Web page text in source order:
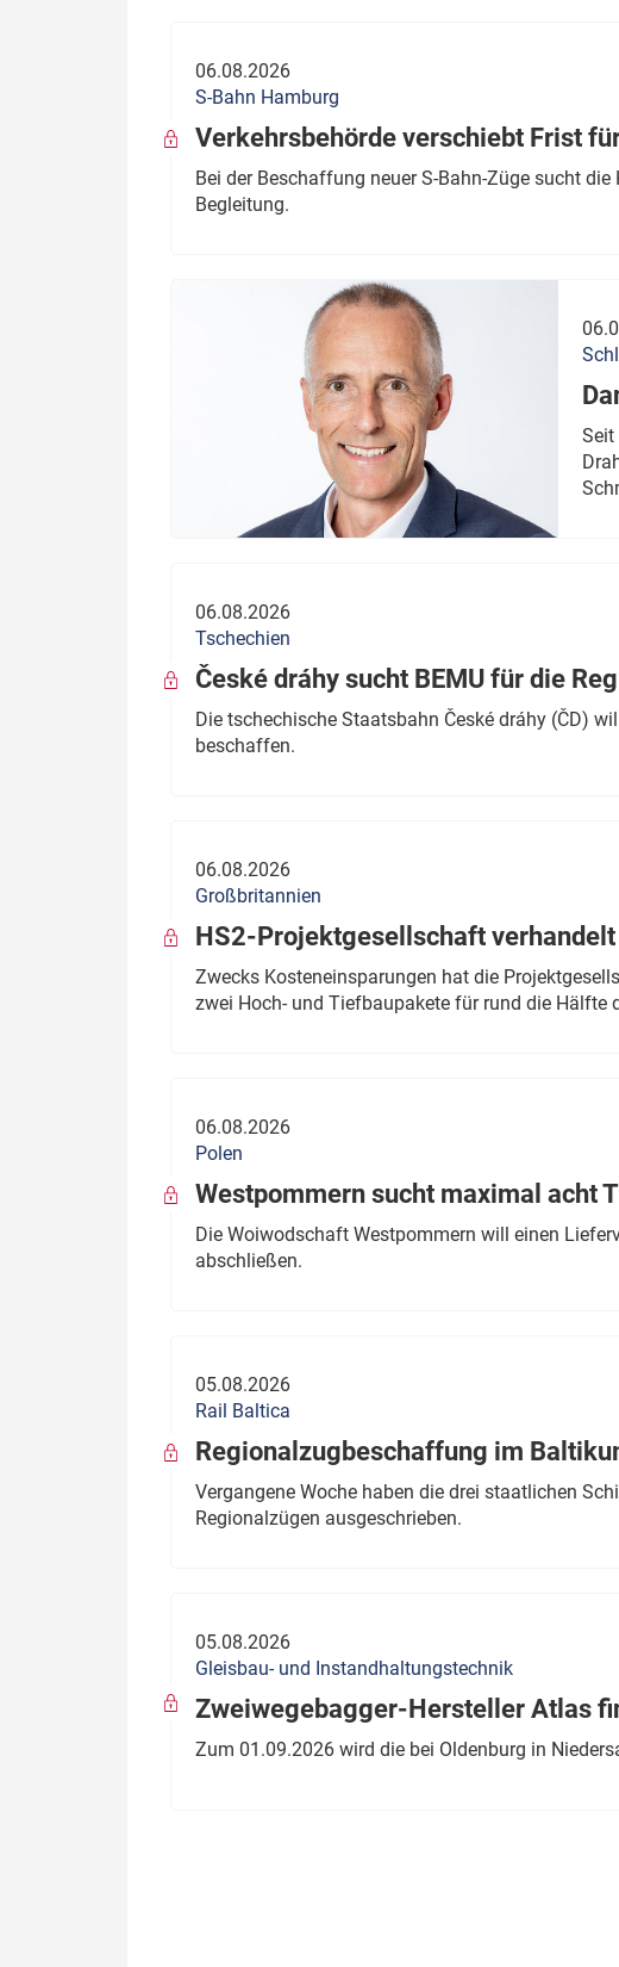
06.08.2026
S-Bahn Hamburg
Verkehrsbehörde verschiebt Frist
Bei der Beschaffung neuer S-Bahn-Züge sucht
Begleitung.
Seit
06.08.2026
Tschechien
České dráhy sucht BEMU für die
Die tschechische Staatsbahn České dráhy (ČD)
beschaffen.
06.08.2026
Großbritannien
HS2-Projektgesellschaft
Zwecks Kosteneinsparungen hat die
zwei Hoch- und Tiefbaupakete für rund die Hälfte
06.08.2026
Polen
Westpommern sucht maximal acht
Die Woiwodschaft Westpommern will einen
abschließen.
05.08.2026
Rail Baltica
Regionalzugbeschaffung im
Vergangene Woche haben die drei staatlichen
Regionalzügen ausgeschrieben.
05.08.2026
Gleisbau- und Instandhaltungstechnik
Zweiwegebagger-Hersteller Atlas
Zum 01.09.2026 wird die bei Oldenburg in